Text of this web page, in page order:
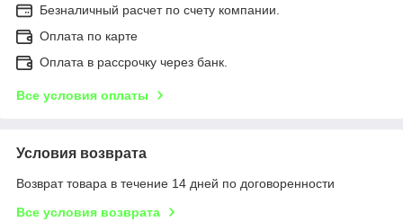
Безналичный расчет по счету компании.
Оплата по карте
Оплата в рассрочку через банк.
Все условия оплаты
Условия возврата
Возврат товара в течение 14 дней по договоренности
Все условия возврата